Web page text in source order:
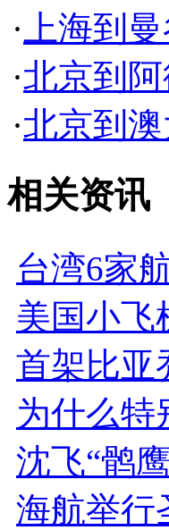
· 上海到
·北京到
·北京到
相关资讯
台湾6家
美国小飞
首架比亚
为什么特
沈飞“鹘
海航举行